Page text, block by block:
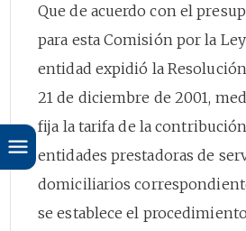
Que de acuerdo con el
para esta Comisión por la
entidad expidió la
21 de diciembre de 2001,
fija la tarifa de la
entidades prestadoras de
domiciliarios
se establece el